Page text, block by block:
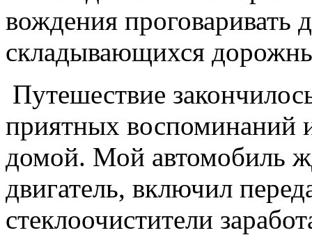
вождения проговаривать
складывающихся
Путешествие
приятных воспоминаний
домой. Мой автомобиль
двигатель, включил